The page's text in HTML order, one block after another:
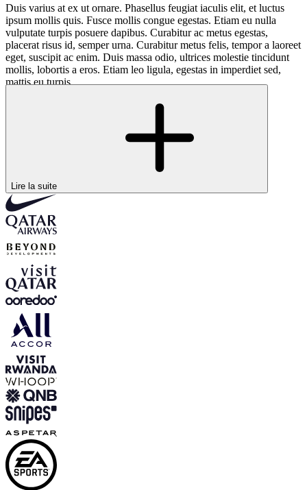
Duis varius at ex ut ornare. Phasellus feugiat iaculis elit, et luctus
ipsum mollis quis. Fusce mollis congue egestas. Etiam eu nulla
vulputate turpis posuere dapibus. Curabitur ac metus egestas,
placerat risus id, semper urna. Curabitur metus felis, tempor a laoreet
eget, suscipit ac enim. Duis massa odio, ultrices molestie tincidunt
mollis, lobortis a eros. Etiam leo ligula, egestas in imperdiet sed,
mattis eu turpis.
Lire la suite